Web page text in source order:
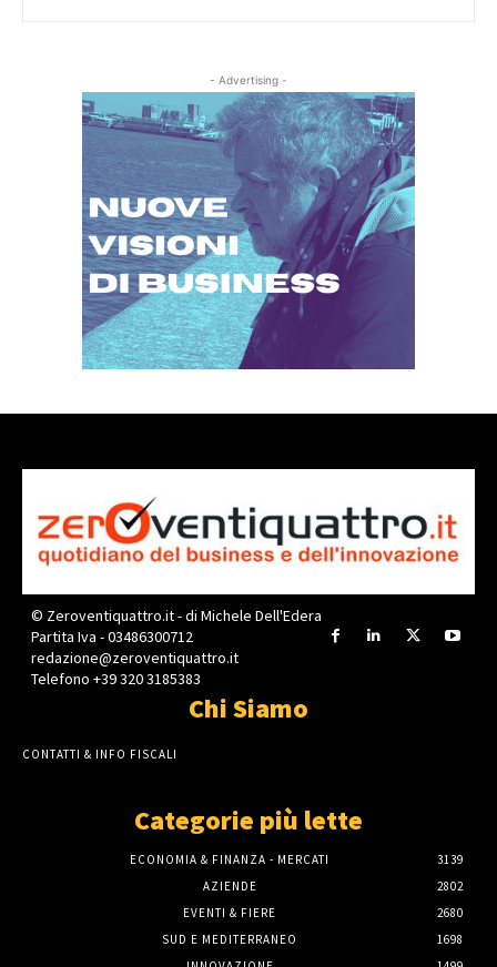
- Advertising -
© Zeroventiquattro.it - di Michele Dell'Edera
Partita Iva - 03486300712
redazione@zeroventiquattro.it
Telefono +39 320 3185383
Chi Siamo
CONTATTI & INFO FISCALI
Categorie più lette
ECONOMIA & FINANZA - MERCATI
3139
AZIENDE
2802
EVENTI & FIERE
2680
SUD E MEDITERRANEO
1698